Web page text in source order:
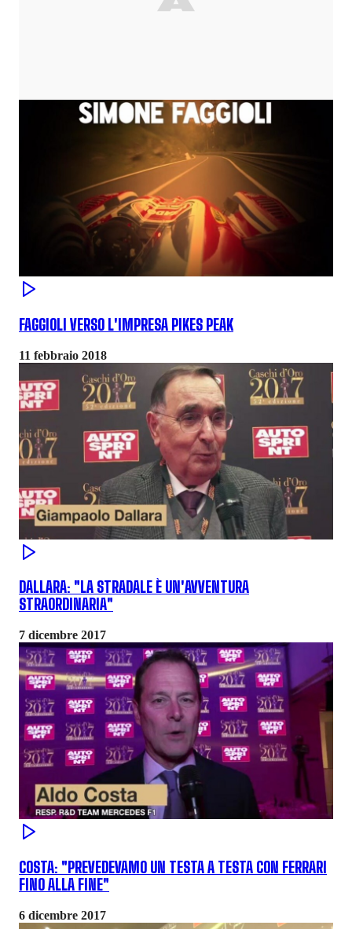
FAGGIOLI VERSO L'IMPRESA PIKES PEAK
11 febbraio 2018
DALLARA: "LA STRADALE È UN'AVVENTURA
STRAORDINARIA"
7 dicembre 2017
COSTA: "PREVEDEVAMO UN TESTA A TESTA CON FERRARI
FINO ALLA FINE"
6 dicembre 2017